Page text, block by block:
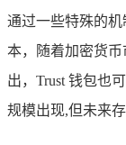
通过一些特殊的
本，随着加密货
出，Trust 钱包也
规模出现,但未来